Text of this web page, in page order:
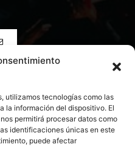
utilizamos tecnologías como las
la información del dispositivo. El
permitirá procesar datos como
identificaciones únicas en este
puede afectar